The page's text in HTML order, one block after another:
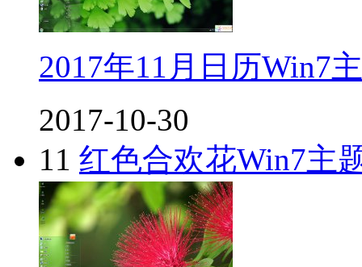
2017年11月日历Win7
2017-10-30
11 红色合欢花Win7主